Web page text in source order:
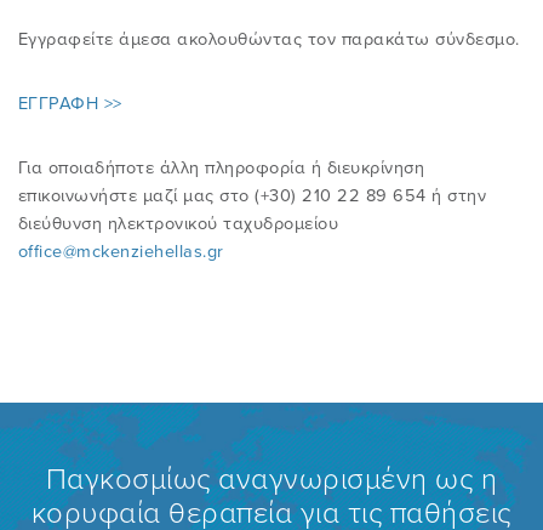
Εγγραφείτε άμεσα ακολουθώντας τον παρακάτω σύνδεσμο.
ΕΓΓΡΑΦΗ >>
Για οποιαδήποτε άλλη πληροφορία ή διευκρίνηση
επικοινωνήστε μαζί μας στο (+30) 210 22 89 654 ή στην
διεύθυνση ηλεκτρονικού ταχυδρομείου
office@mckenziehellas.gr
Παγκοσμίως αναγνωρισμένη ως η
κορυφαία θεραπεία για τις παθήσεις